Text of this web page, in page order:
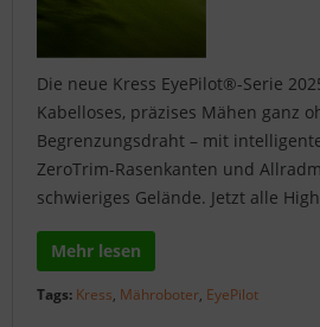
Die neue Kress EyePilot®-Serie
Kabelloses, präzises Mähen ganz
Begrenzungsdraht – mit
ZeroTrim-Rasenkanten und
schwieriges Gelände. Jetzt alle
Mehr lesen
Tags: Kress, Mähroboter, EyePilot